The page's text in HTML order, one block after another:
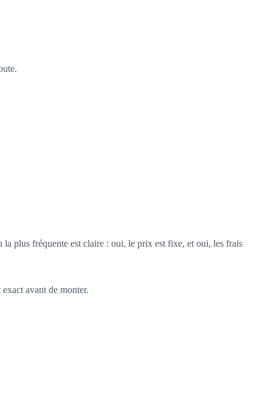
la plus fréquente est claire : oui, le prix est fixe, et oui, les frais
avant de monter.